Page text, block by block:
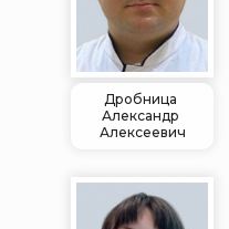
Дробница
Александр
Алексеевич